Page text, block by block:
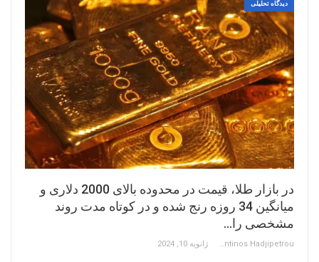
دیدگاه تحلیلی
در بازار طلا، قیمت در محدوده بالای 2000 دلاری و
میانگین 34 روزه رنج شده و در کوتاه مدت روند
مشخصی را…
Constantinos Hadjipetrou ژانویه 10, 2024